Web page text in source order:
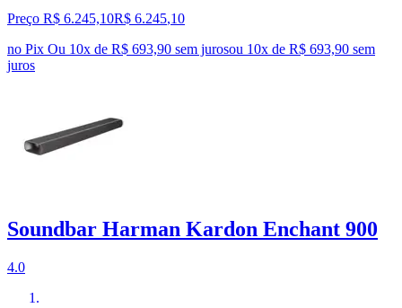
Preço R$ 6.245,10R$ 6.245,10
no Pix Ou 10x de R$ 693,90 sem jurosou 10x de R$ 693,90 sem
juros
Soundbar Harman Kardon Enchant 900
4.0